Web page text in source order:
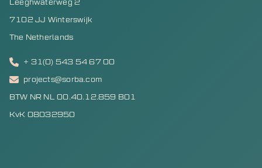
Leeghwaterweg 2
7102 JJ Winterswijk
The Netherlands
+ 31(0) 543 54 67 00
projects@sorba.com
BTW NR NL 00.40.12.859 B01
KvK 08032950